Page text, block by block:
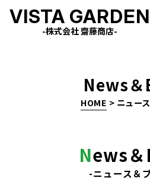
VISTA GARDEN
-株式会社 齋藤商店-
News
HOME > ニュー
News
-ニュース＆